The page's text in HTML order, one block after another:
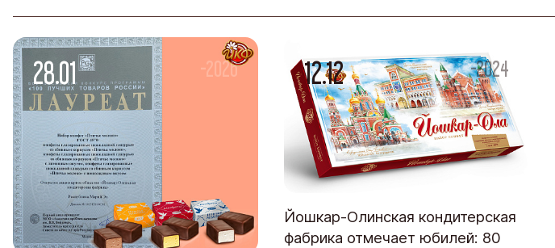
28.01 -2026 12.12 -2024
Йошкар-Олинская кондитерская
фабрика отмечает юбилей: 80